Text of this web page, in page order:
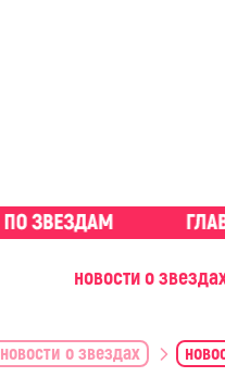
новости о
новости о звездах